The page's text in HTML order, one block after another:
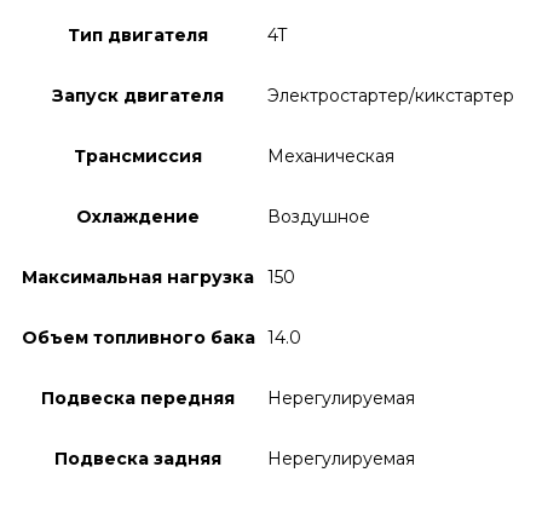
Тип двигателя 4T
Запуск двигателя Электростартер/кикстартер
Трансмиссия Механическая
Охлаждение Воздушное
Максимальная нагрузка 150
Объем топливного бака 14.0
Подвеска передняя Нерегулируемая
Подвеска задняя Нерегулируемая